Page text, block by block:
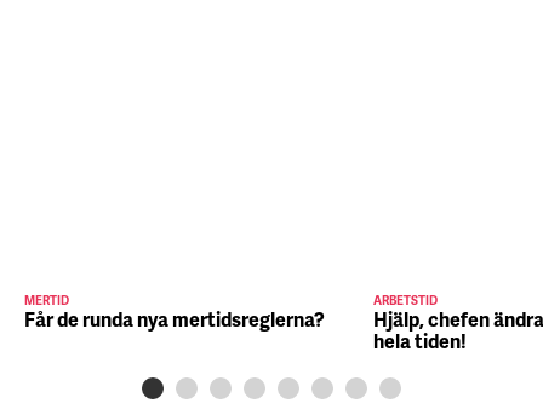
MERTID
Får de runda nya mertidsreglerna?
ARBETSTID
Hjälp, chefen
hela tiden!